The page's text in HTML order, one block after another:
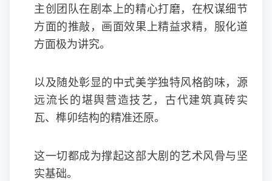
主创团队在剧本上的精心打磨，在权谋细节
方面的推敲，画面效果上精益求精，服化道
方面极为讲究。
以及随处彰显的中式美学独特风格韵味，源
远流长的堪舆营造技艺，古代建筑真砖实
瓦、榫卯结构的精准还原。
这一切都成为撑起这部大剧的艺术风骨与坚
实基础。